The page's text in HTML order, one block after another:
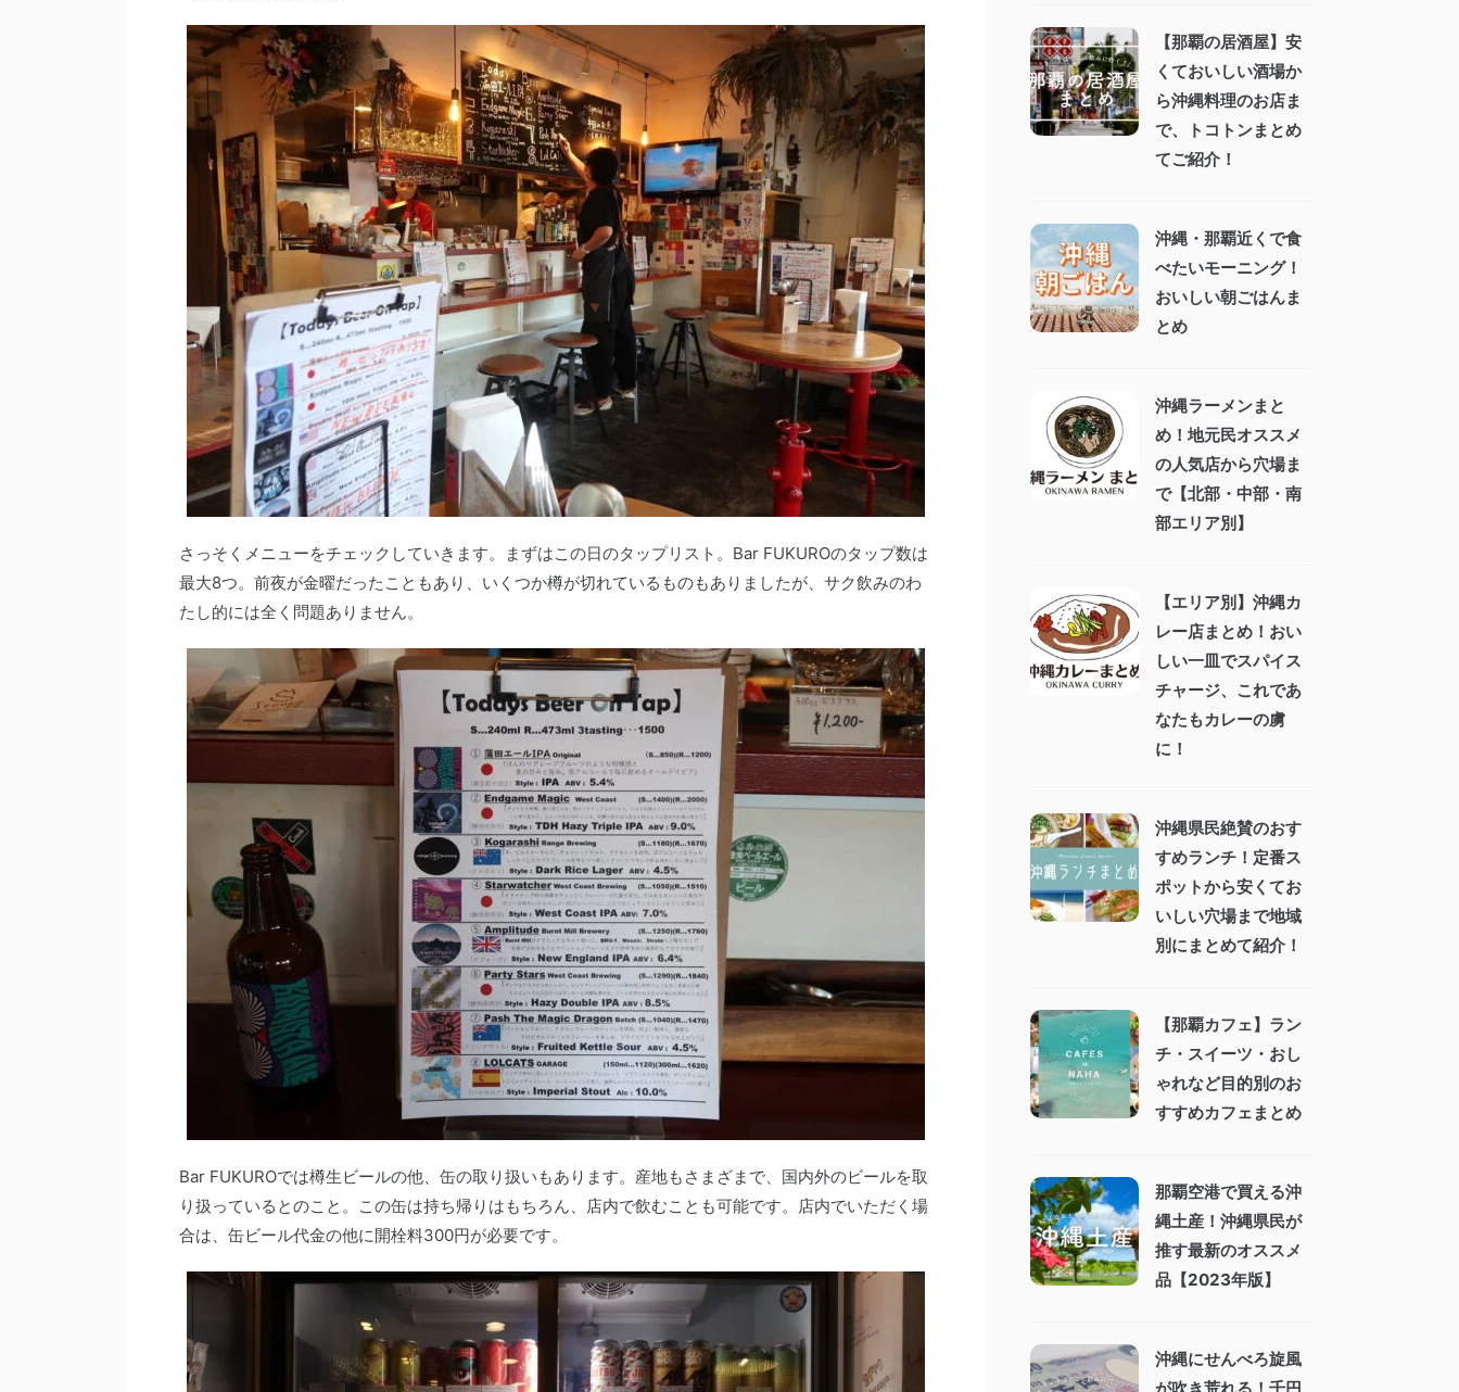
さっそくメニューをチェックしていきます。まずはこの日のタップリスト。Bar FUKUROのタップ数は
最大8つ。前夜が金曜だったこともあり、いくつか樽が切れているものもありましたが、サク飲みのわ
たし的には全く問題ありません。
Bar FUKUROでは樽生ビールの他、缶の取り扱いもあります。産地もさまざまで、国内外のビールを取
り扱っているとのこと。この缶は持ち帰りはもちろん、店内で飲むことも可能です。店内でいただく場
合は、缶ビール代金の他に開栓料300円が必要です。
【那覇の居酒屋】安
くておいしい酒場か
ら沖縄料理のお店ま
で、トコトンまとめ
てご紹介！
沖縄・那覇近くで食
べたいモーニング！
おいしい朝ごはんま
とめ
沖縄ラーメンまと
め！地元民オススメ
の人気店から穴場ま
で【北部・中部・南
部エリア別】
【エリア別】沖縄カ
レー店まとめ！おい
しい一皿でスパイス
チャージ、これであ
なたもカレーの虜
に！
沖縄県民絶賛のおす
すめランチ！定番ス
ポットから安くてお
いしい穴場まで地域
別にまとめて紹介！
【那覇カフェ】ラン
チ・スイーツ・おし
ゃれなど目的別のお
すすめカフェまとめ
那覇空港で買える沖
縄土産！沖縄県民が
推す最新のオススメ
品【2023年版】
沖縄にせんべろ旋風